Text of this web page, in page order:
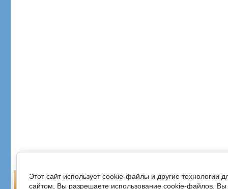
Главная О компании
Этот сайт использует cookie-файлы и другие технологии
сайтом, Вы разрешаете использование cookie-файлов.